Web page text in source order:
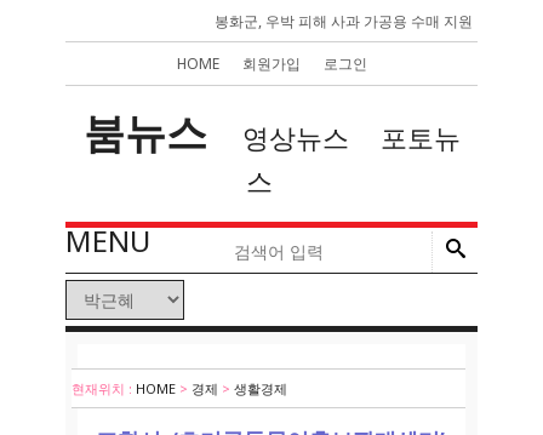
봉화군, 우박 피해 사과 가공용 수매 지원
HOME 회원가입 로그인
붐뉴스 영상뉴스
포토뉴
스
MENU
현재위치 : HOME > 경제 > 생활경제